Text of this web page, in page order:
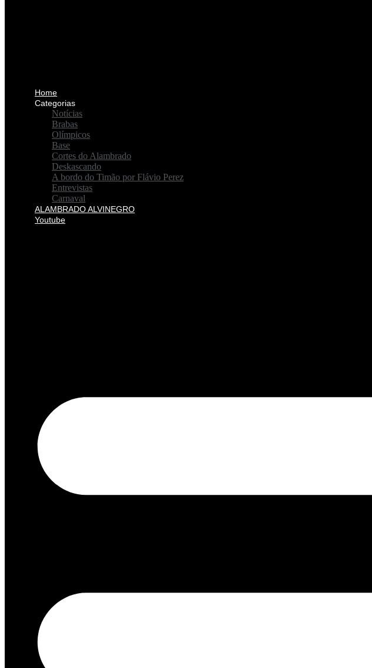
Home
Categorias
Notícias
Brabas
Olímpicos
Base
Cortes do Alambrado
Deskascando
A bordo do Timão por Flávio Perez
Entrevistas
Carnaval
ALAMBRADO ALVINEGRO
Youtube